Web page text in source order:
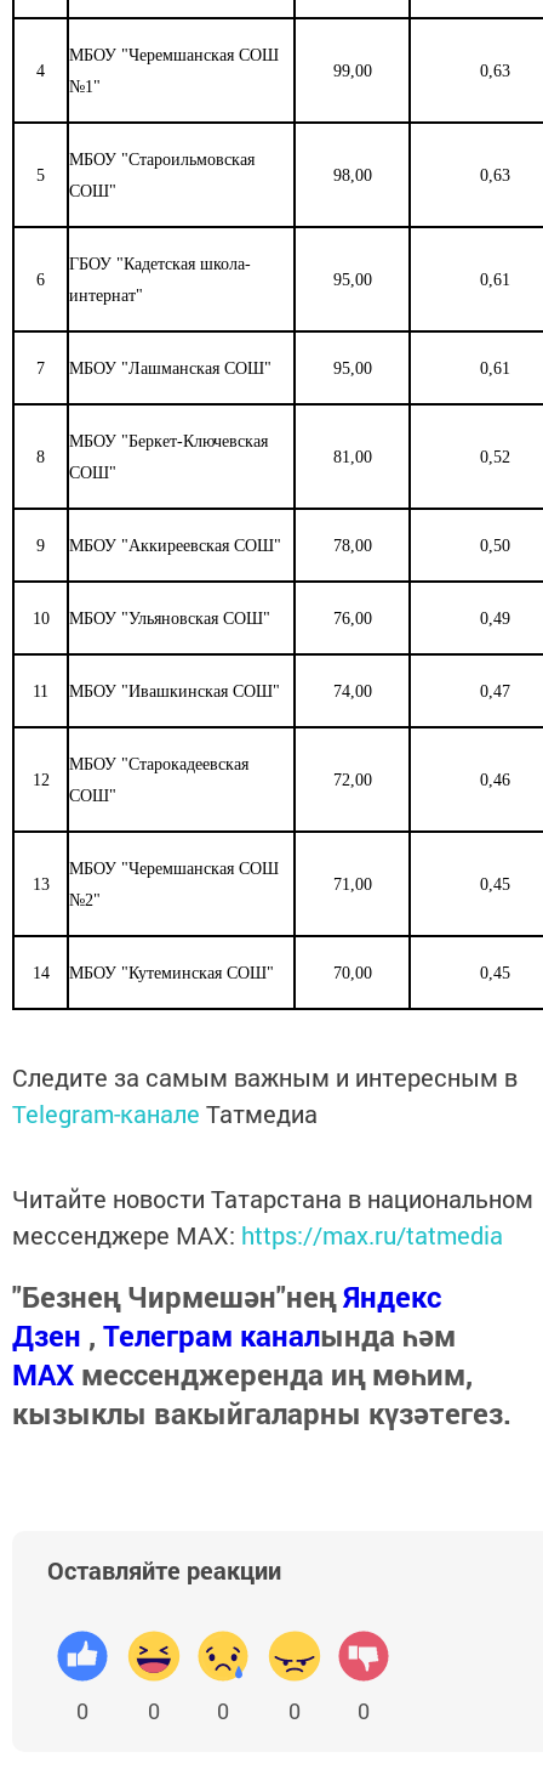
4
МБОУ "Черемшанская СОШ
№1"
99,00 0,63
5
МБОУ "Староильмовская
СОШ"
98,00 0,63
6
ГБОУ "Кадетская школа-
интернат"
95,00 0,61
7 МБОУ "Лашманская СОШ" 95,00 0,61
8
МБОУ "Беркет-Ключевская
СОШ"
81,00 0,52
9 МБОУ "Аккиреевская СОШ" 78,00 0,50
10 МБОУ "Ульяновская СОШ" 76,00 0,49
11 МБОУ "Ивашкинская СОШ" 74,00 0,47
12
МБОУ "Старокадеевская
СОШ"
72,00 0,46
13
МБОУ "Черемшанская СОШ
№2"
71,00 0,45
14 МБОУ "Кутеминская СОШ" 70,00 0,45
Следите за самым важным и интересным в
Telegram-канале Татмедиа
Читайте новости Татарстана в национальном
мессенджере MАХ: https://max.ru/tatmedia
"Безнең Чирмешән"неңЯндекс
Дзен , Телеграм каналында һәм
МАХ мессенджеренда иң мөһим,
кызыклы вакыйгаларны күзәтегез.
Оставляйте реакции
0 0 0 0 0